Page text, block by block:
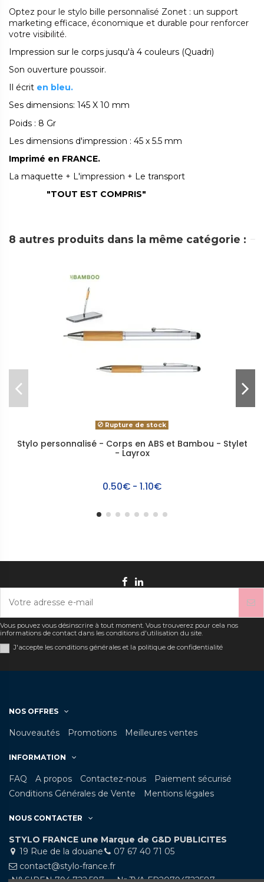
Optez pour le stylo bille personnalisé Zonet : un support
marketing efficace, économique et durable pour renforcer
votre visibilité.
Impression sur le corps jusqu'à 4 couleurs (Quadri)
Son ouverture poussoir.
Il écrit en bleu.
Ses dimensions: 145 X 10 mm
Poids : 8 Gr
Les dimensions d'impression : 45 x 5.5 mm
Imprimé en FRANCE.
La maquette + L'impression + Le transport
"TOUT EST COMPRIS"
8 autres produits dans la même catégorie :
Rupture de stock
Stylo personnalisé - Corps en ABS et Bambou - Stylet
- Layrox
0.50€ - 1.10€
Vous pouvez vous désinscrire à tout moment. Vous trouverez pour cela nos
informations de contact dans les conditions d'utilisation du site.
J'accepte les conditions générales et la politique de confidentialité
NOS OFFRES
Nouveautés Promotions Meilleures ventes
INFORMATION
FAQ A propos Contactez-nous
Paiement sécurisé
Conditions Générales de Vente
Mentions légales
NOUS CONTACTER
STYLO FRANCE une Marque de G&D PUBLICITES
19 Rue de la douane
07 67 40 71 05
contact@stylo-france.fr